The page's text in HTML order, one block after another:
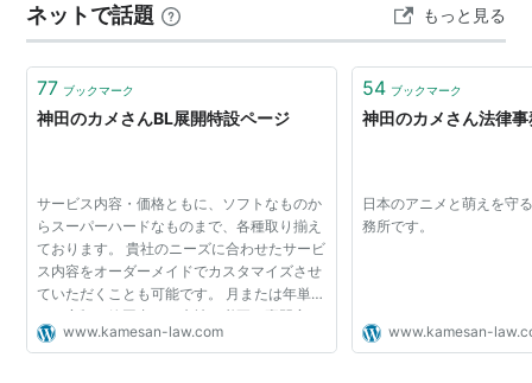
ネットで話題 もっと見る
77 ブックマーク
神田のカメさんBL展開特設ページ
サービス内容・価格ともに、ソフトなものか
らスーパーハードなものまで、各種取り揃え
ております。 貴社のニーズに合わせたサービ
ス内容をオーダーメイドでカスタマイズさせ
ていただくことも可能です。 月または年単位
の一定額の範囲内で、貴社に必要な専門家・
士業の、 必要なサービスのみ選んでご利用い
www.kamesan-law.com
54 ブックマーク
神田のカメさん法律
日本のアニメと萌えを守
務所です。
www.kamesan-